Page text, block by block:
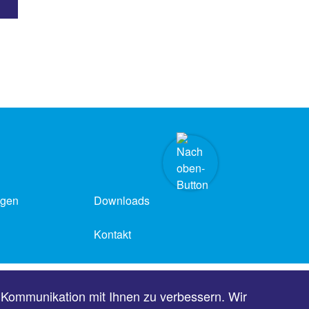
Downloads
Kontakt
Barrierefreiheit
mit Ihnen zu verbessern. Wir